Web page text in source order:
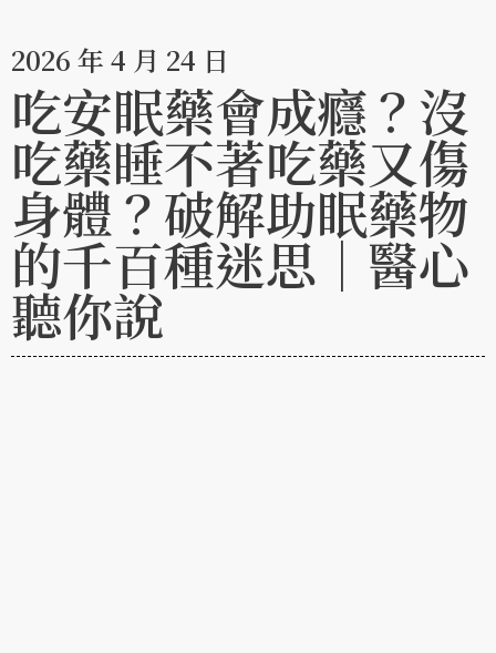
2026 年 4 月 24 日
吃安眠藥會成癮？沒
吃藥睡不著吃藥又傷
身體？破解助眠藥物
的千百種迷思｜醫心
聽你說